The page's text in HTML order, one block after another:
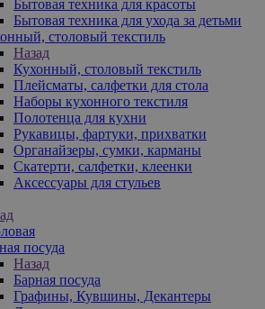
Бытовая техника для красоты
Бытовая техника для ухода за детьми
столовый текстиль
Назад
Кухонный, столовый текстиль
Плейсматы, салфетки для стола
Наборы кухонного текстиля
Полотенца для кухни
Рукавицы, фартуки, прихватки
Органайзеры, сумки, карманы
Скатерти, салфетки, клеенки
Аксессуары для стульев
посуда
Назад
Барная посуда
Графины, Кувшины, Декантеры